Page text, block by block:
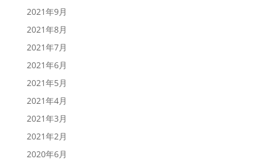
2021年9月
2021年8月
2021年7月
2021年6月
2021年5月
2021年4月
2021年3月
2021年2月
2020年6月